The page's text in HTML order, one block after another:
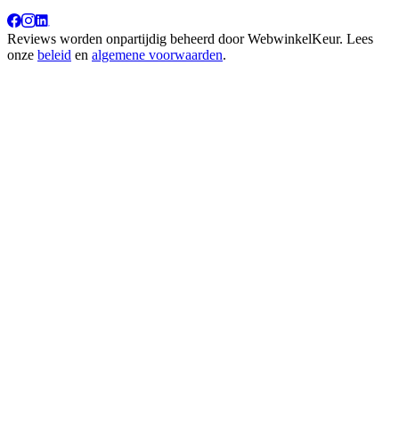
Reviews worden onpartijdig beheerd doorWebwinkelKeur. Lees
onze beleid en algemene voorwaarden.